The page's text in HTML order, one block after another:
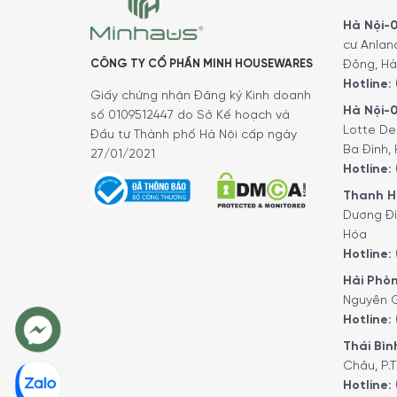
Máy rửa bát Bosch SMS8YCI03E Series 8 sở
bếp. Với sức chứa 14 bộ bát đĩa châu Âu và 3
cốc nhiều kích thước. Nếu ưu tiên kiểu đặt tự
CÔNG TY CỔ PHẦN MINH HOUSEWARES
Giấy chứng nhận Đăng ký Kinh doanh
số 0109512447 do Sở Kế hoạch và
Đầu tư Thành phố Hà Nội cấp ngày
27/01/2021
Hà Nội-
cư
Đông,
Hotline:
Hà Nội-
Lotte
Ba Đình,
Hotline:
Thanh
Dương
Hóa
Hotline:
Hải
Nguyên
Hotline:
Thái
Châu,
Hotline: